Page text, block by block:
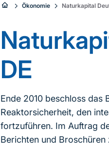
Sie
sind
hier:
Ökonomie Naturkapital
DE
Ende 2010 beschloss das
Reaktorsicherheit, den
fortzuführen. Im Auftrag
Berichten und